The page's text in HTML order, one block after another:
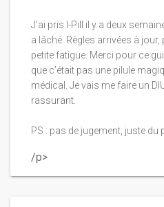
J’ai pris I-Pill il y a deux
a lâché. Règles arrivées à
petite fatigue. Merci pour ce
que c’était pas une pilule
médical. Je vais me faire un
rassurant.
PS : pas de jugement, juste du
/p>